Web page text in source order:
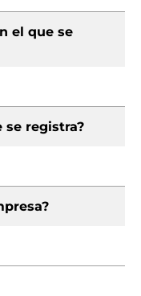
el que se
se registra?